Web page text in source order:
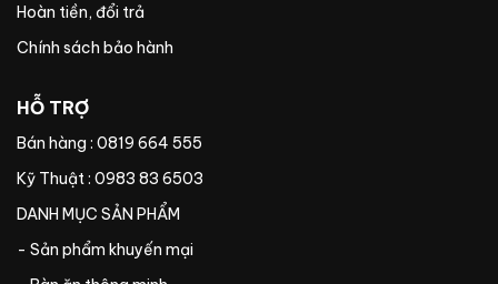
Hoàn tiền, đổi trả
Chính sách bảo hành
HỖ TRỢ
Bán hàng : 0819 664 555
Kỹ Thuật : 0983 83 6503
DANH MỤC SẢN PHẨM
- Sản phẩm khuyến mại